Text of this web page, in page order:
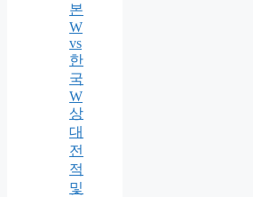
본
W
vs
한
국
W
상
대
전
적
및